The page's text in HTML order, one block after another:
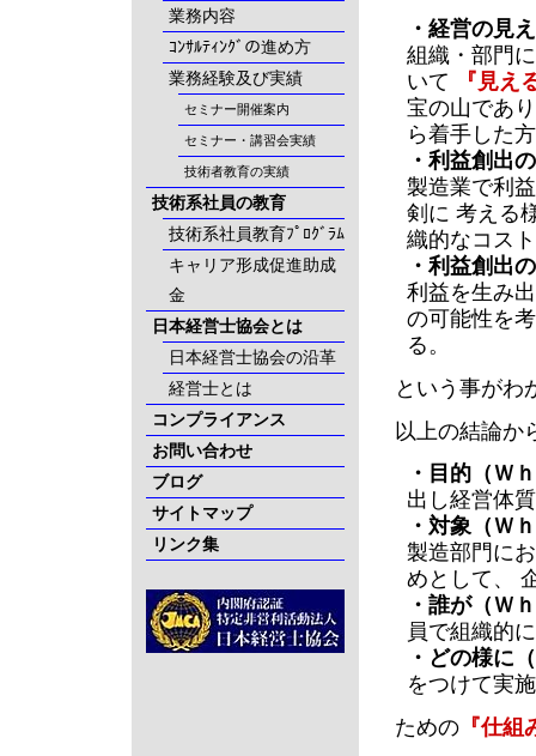
・経営の見
組織・部門
いて
『見え
宝の山であ
ら着手した
・利益創出
製造業で利
剣に 考える
織的なコス
・利益創出
利益を生み
の可能性を
る。
という事がわ
以上の結論か
・目的（Ｗ
出し経営体
・対象（Ｗ
製造部門に
めとして、
・誰が（Ｗ
員で組織的
・どの様に
をつけて実
ための 『仕
業務内容
ｺﾝｻﾙﾃｨﾝｸﾞの進め方
業務経験及び実績
セミナー開催案内
セミナー・講習会実績
技術者教育の実績
技術系社員の教育
技術系社員教育ﾌﾟﾛｸﾞﾗﾑ
キャリア形成促進助成
金
日本経営士協会とは
日本経営士協会の沿革
経営士とは
コンプライアンス
お問い合わせ
ブログ
サイトマップ
リンク集